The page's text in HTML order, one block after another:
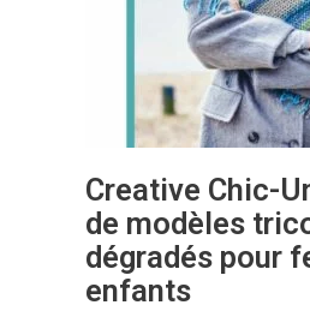
Creative Chic-
de modèles
dégradés pour
enfants